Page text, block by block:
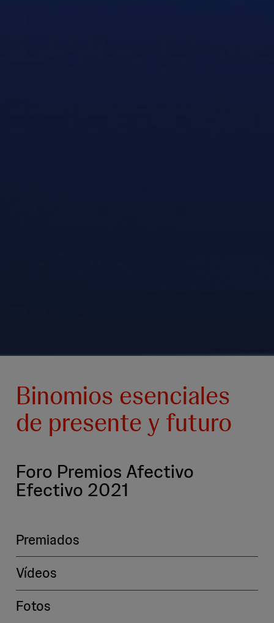
Binomios esenciales
de presente y futuro
Foro Premios Afectivo
Efectivo 2021
Premiados
Vídeos
Fotos